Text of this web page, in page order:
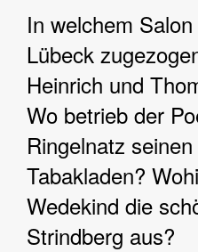
In welchem
Lübeck
Heinrich und
Wo betrieb der
Ringelnatz
Tabakladen?
Wedekind die
Strindberg aus?